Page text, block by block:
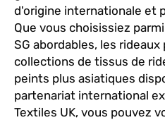
d'origine internationale et
Que vous choisissiez
SG abordables, les
collections de tissus de
peints plus asiatiques
partenariat international
Textiles UK, vous pouvez